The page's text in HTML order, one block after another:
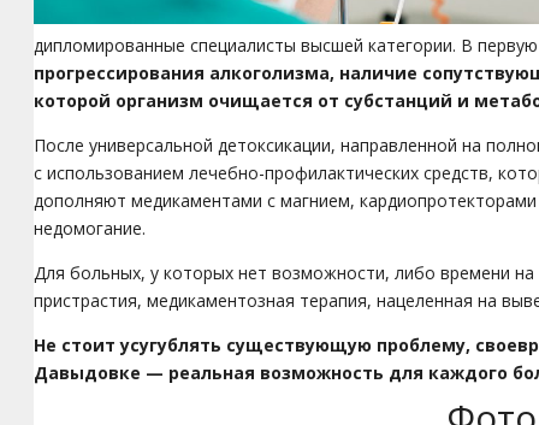
дипломированные специалисты высшей категории. В
прогрессирования алкоголизма, наличие
которой организм очищается от субстанций и
После универсальной детоксикации, направленной на
с использованием лечебно-профилактических средств,
дополняют медикаментами с магнием,
недомогание.
Для больных, у которых нет возможности, либо времени
пристрастия, медикаментозная терапия, нацеленная на
Не стоит усугублять существующую проблему,
Давыдовке — реальная возможность для каждого